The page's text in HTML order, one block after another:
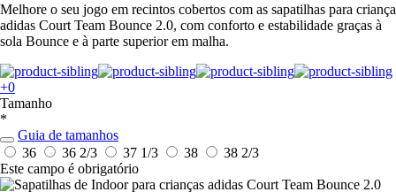
Melhore o seu jogo em recintos cobertos com as sapatilhas para criança
adidas Court Team Bounce 2.0, com conforto e estabilidade graças à
sola Bounce e à parte superior em malha.
+0
Tamanho
*
Guia de tamanhos
36
36 2/3 37 1/3 38
38 2/3
Este campo é obrigatório